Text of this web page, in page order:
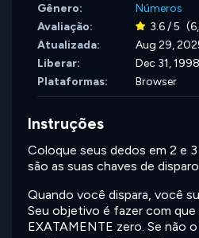
Gênero:
Números
Avaliação:
3.6 / 5
Atualizada:
Aug 29,
Liberar:
Dec 31, 1998
Plataformas:
Browser
Instruções
Coloque seus dedos em 2 e
são as suas chaves de
Quando você dispara, você
Seu objetivo é fazer com que
EXATAMENTE zero. Se não